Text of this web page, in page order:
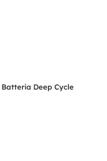
Batteria Deep Cycle